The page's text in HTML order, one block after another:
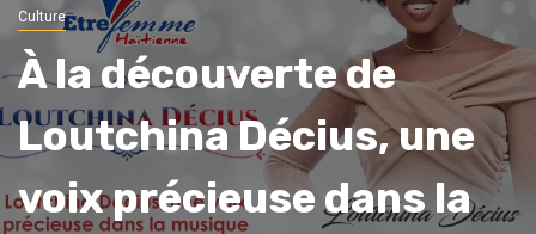
Culture
À la découverte de
Loutchina Décius, une
voix précieuse dans la